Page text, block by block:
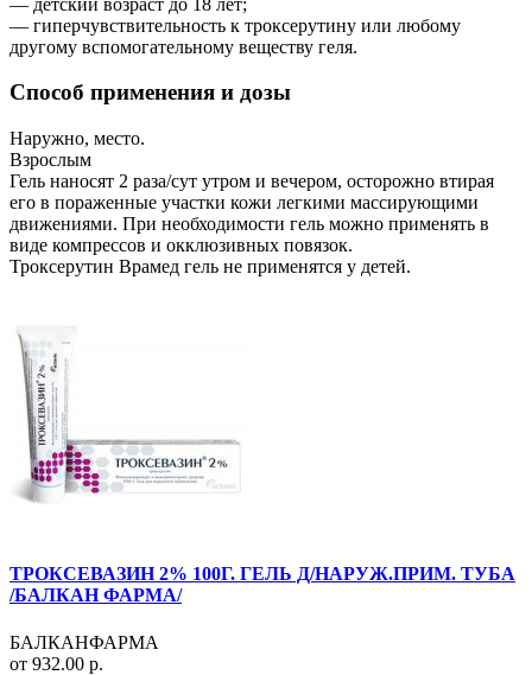
— гиперчувствительность к троксерутину или любому
другому вспомогательному веществу геля.
Способ применения и дозы
Наружно, место.
Взрослым
Гель наносят 2 раза/сут утром и вечером, осторожно втирая
его в пораженные участки кожи легкими массирующими
движениями. При необходимости гель можно применять в
виде компрессов и окклюзивных повязок.
Троксерутин Врамед гель не применятся у детей.
ТРОКСЕВАЗИН 2% 100Г. ГЕЛЬ Д/НАРУЖ.ПРИМ. ТУБА
/БАЛКАН ФАРМА/
БАЛКАНФАРМА
от 932.00 р.